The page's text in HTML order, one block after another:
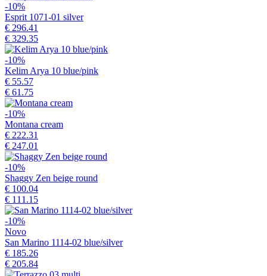
-10%
Esprit 1071-01 silver
€ 296.41
€ 329.35
-10%
Kelim Arya 10 blue/pink
€ 55.57
€ 61.75
-10%
Montana cream
€ 222.31
€ 247.01
-10%
Shaggy Zen beige round
€ 100.04
€ 111.15
-10%
Novo
San Marino 1114-02 blue/silver
€ 185.26
€ 205.84